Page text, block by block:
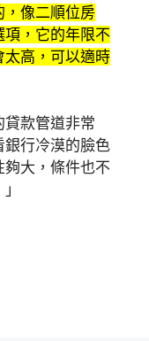
，像二順位房
項，它的年限不
太高，可以適時
貸款管道非常
銀行冷漠的臉色
夠大，條件也不